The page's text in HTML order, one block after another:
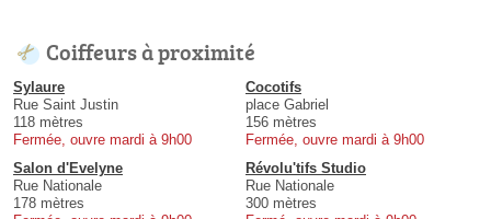
Coiffeurs à proximité
Sylaure
Rue Saint Justin
118 mètres
Fermée, ouvre mardi à 9h00
Cocotifs
place Gabriel
156 mètres
Fermée, ouvre mardi à 9h00
Salon d'Evelyne
Rue Nationale
178 mètres
Révolu'tifs Studio
Rue Nationale
300 mètres